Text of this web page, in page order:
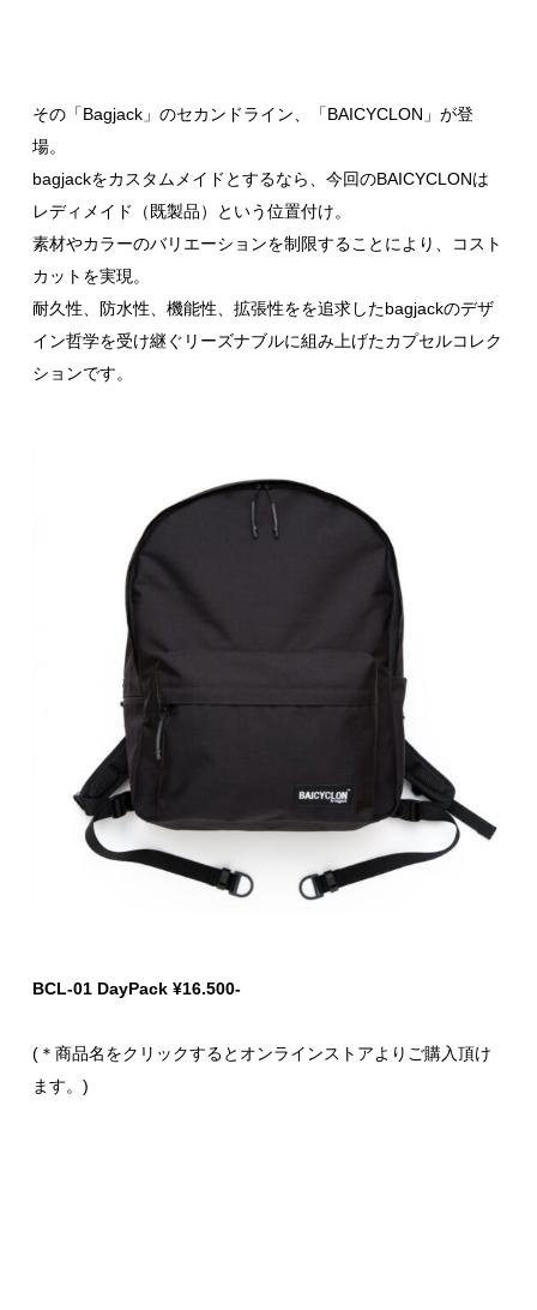
その「Bagjack」のセカンドライン、「BAICYCLON」が登
場。
bagjackをカスタムメイドとするなら、今回のBAICYCLONは
レディメイド（既製品）という位置付け。
素材やカラーのバリエーションを制限することにより、コスト
カットを実現。
耐久性、防水性、機能性、拡張性をを追求したbagjackのデザ
イン哲学を受け継ぐリーズナブルに組み上げたカプセルコレク
ションです。
BCL-01 DayPack ¥16.500-
(＊商品名をクリックするとオンラインストアよりご購入頂け
ます。)